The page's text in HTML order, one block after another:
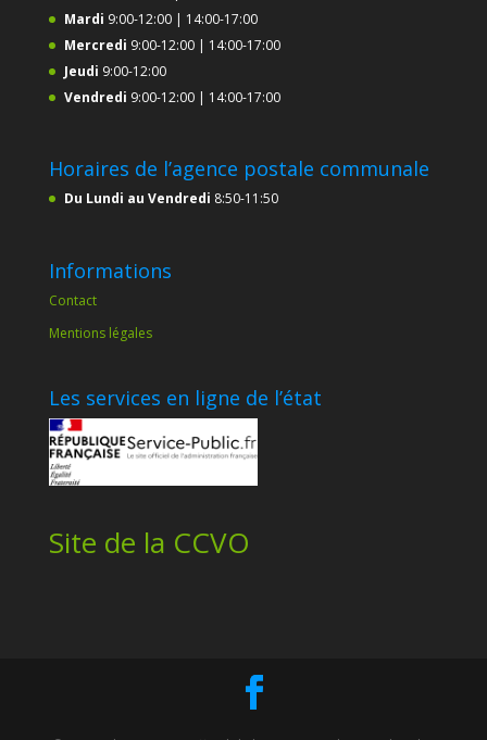
Mardi 9:00-12:00 | 14:00-17:00
Mercredi 9:00-12:00 | 14:00-17:00
Jeudi 9:00-12:00
Vendredi 9:00-12:00 | 14:00-17:00
Horaires de l’agence postale communale
Du Lundi au Vendredi 8:50-11:50
Informations
Contact
Mentions légales
Les services en ligne de l’état
Site de la CCVO